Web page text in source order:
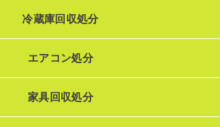
冷蔵庫回収処分
エアコン処分
家具回収処分